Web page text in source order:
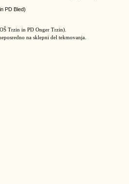
PD Bled)
Trzin in PD Onger Trzin).
na sklepni del tekmovanja.